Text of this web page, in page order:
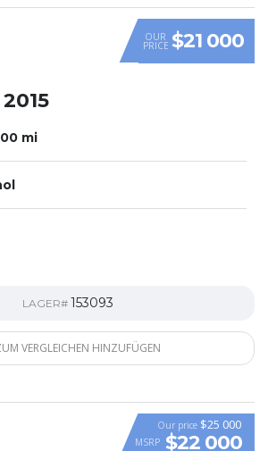
OUR
PRICE $21 000
mi
LAGER# 153093
VERGLEICHEN HINZUFÜGEN
Our price $25 000
MSRP $22 000